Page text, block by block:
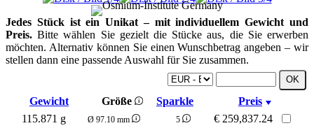
Jedes Stück ist ein Unikat – mit individuellem Gewicht und
Preis. Bitte wählen Sie gezielt die Stücke aus, die Sie erwerben
möchten. Alternativ können Sie einen Wunschbetrag angeben – wir
stellen dann eine passende Auswahl für Sie zusammen.
Gewicht Größe Sparkle
Preis
115.871 g
Ø 97.10 mm 5 € 259,837.24